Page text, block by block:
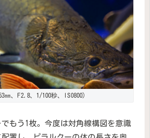
㎜、F2.8、1/100秒、ISO800）
もう1枚。今度は対角線構図を意識